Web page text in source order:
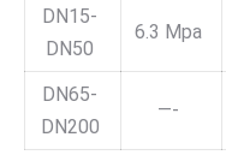
DN15-
DN50
6.3 Mpa
DN65-
DN200
—-